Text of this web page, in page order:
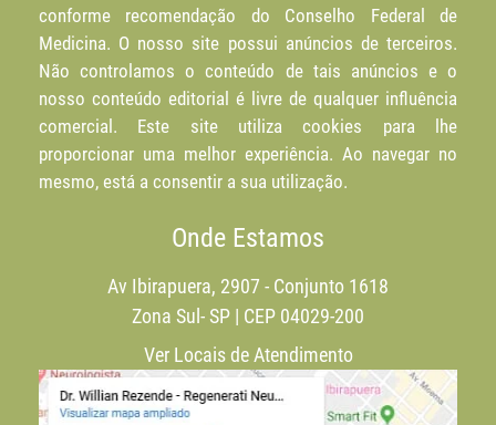
conforme recomendação do Conselho Federal de
Medicina. O nosso site possui anúncios de terceiros.
Não controlamos o conteúdo de tais anúncios e o
nosso conteúdo editorial é livre de qualquer influência
comercial. Este site utiliza cookies para lhe
proporcionar uma melhor experiência. Ao navegar no
mesmo, está a consentir a sua utilização.
Onde Estamos
Av Ibirapuera, 2907 - Conjunto 1618
Zona Sul- SP | CEP 04029-200
Ver Locais de Atendimento